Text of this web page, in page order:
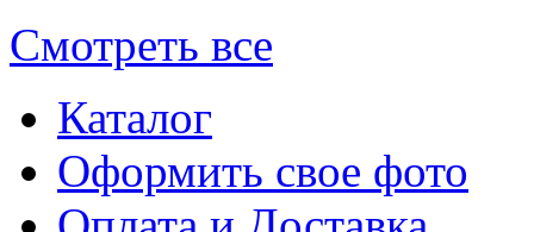
Смотреть все
Каталог
Оформить свое фото